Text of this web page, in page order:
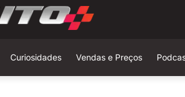
Curiosidades Vendas e Preços